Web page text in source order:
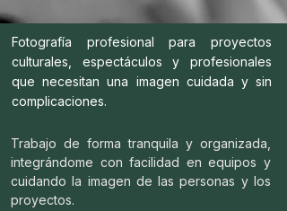
Fotografía profesional para proyectos
culturales, espectáculos y profesionales
que necesitan una imagen cuidada y sin
complicaciones.
Trabajo de forma tranquila y organizada,
integrándome con facilidad en equipos y
cuidando la imagen de las personas y los
proyectos.